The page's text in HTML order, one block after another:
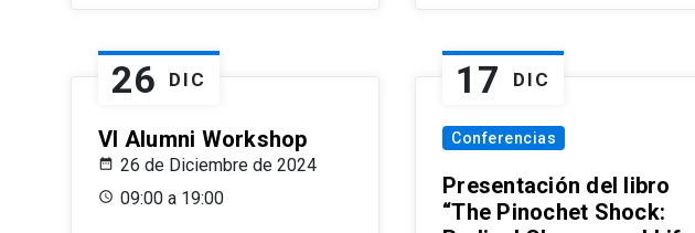
26 DIC
VI Alumni Workshop
26 de Diciembre de 2024
09:00 a 19:00
17 DIC
Conferencias
Presentación del libro
“The Pinochet Shock: